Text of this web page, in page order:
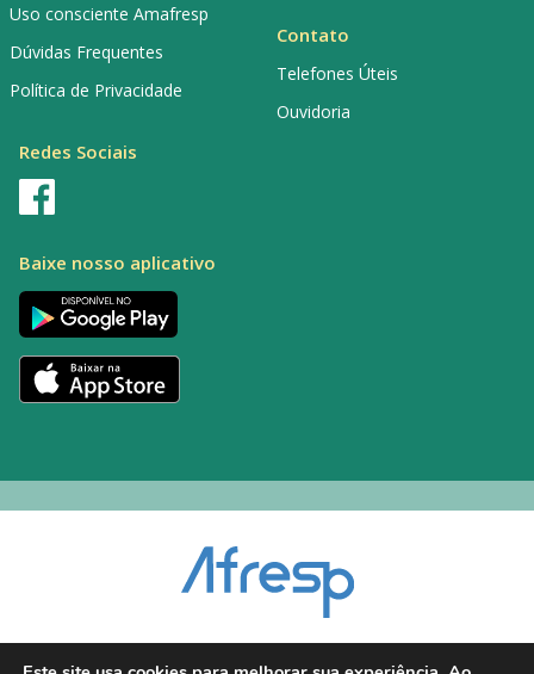
Uso consciente Amafresp
Dúvidas Frequentes
Política de Privacidade
Contato
Telefones Úteis
Ouvidoria
Redes Sociais
Baixe nosso aplicativo